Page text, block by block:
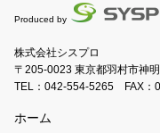
Produced by
株式会社シスプロ
〒205-0023 東京都羽村市神
TEL： 042-554-5265 FAX：
ホーム